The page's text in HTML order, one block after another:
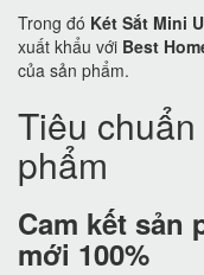
Trong đó Két Sắt Mini
xuất khẩu với Best
của sản phẩm.
Tiêu
phẩm
Cam kết sản
mới 100%